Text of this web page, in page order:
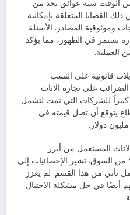
الوقت ستة عوائق تحد من
القضايا المتعلقة بإمكانية
وموثوقية المصادر. الأسئلة
تستمر في الظهور، مما يؤكد
العملية.
قانونية على النسب
على تجارة الاثاث
هذا نصراً كبيراً للشركات التي نمت لتشمل
ضمن قطاع يتوقع أن تصل قيمته في
المستعمل من أبرز
حيث بلغت حصتها 45% من السوق. تشير الإحصائيات إلى
تأتي من هذا القسم. لم يعزز
أيضًا في حل مشكلة الاحتيال